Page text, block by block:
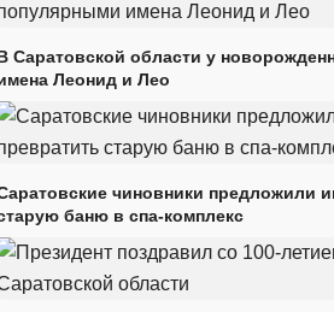
Саратовской области у
Леонид и Лео
чиновники предложили
баню в спа-комплекс